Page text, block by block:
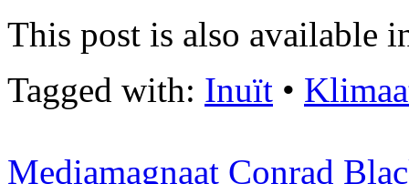
This post is also available
Tagged with: Inuït •
Mediamagnaat Conrad